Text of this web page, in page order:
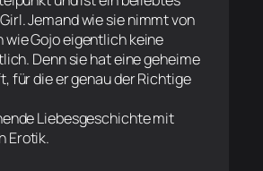
Jemand wie sie nimmt von
wie Gojo eigentlich keine
Denn sie hat eine geheime
für die er genau der Richtige
Liebesgeschichte mit
Erotik.